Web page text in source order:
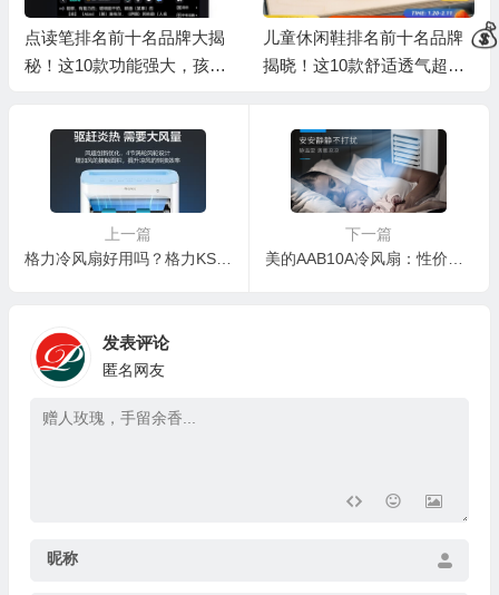
点读笔排名前十名品牌大揭
秘！这10款功能强大，孩子
儿童休闲鞋排名前十名品牌
揭晓！这10款舒适透气超好
上一篇
格力冷风扇好用吗？格力KS-10X63D冷风扇深度测评
下一篇
美的AAB10A冷风扇：性价比之选，清凉一夏的秘密武器
发表评论
匿名网友
昵称